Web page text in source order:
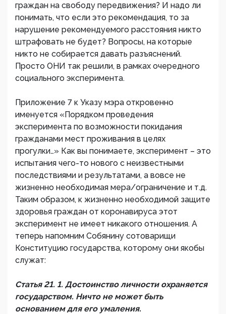
граждан на свободу передвижения? И надо ли
понимать, что если это рекомендация, то за
нарушение рекомендуемого расстояния никто
штрафовать не будет? Вопросы, на которые
никто не собирается давать разъяснений.
Просто ОНИ так решили, в рамках очередного
социального эксперимента.
Приложение 7 к Указу мэра откровенно
именуется «Порядком проведения
эксперимента по возможности покидания
гражданами мест проживания в целях
прогулки…» Как вы понимаете, эксперимент – это
испытания чего-то нового с неизвестными
последствиями и результатами, а вовсе не
жизненно необходимая мера/ограничение и т.д.
Таким образом, к жизненно необходимой защите
здоровья граждан от коронавируса этот
эксперимент не имеет никакого отношения. А
теперь напомним Собянину сотоварищи
Конституцию государства, которому они якобы
служат:
Статья 21. 1. Достоинство личности охраняется
государством. Ничто не может быть
основанием для его умаления.